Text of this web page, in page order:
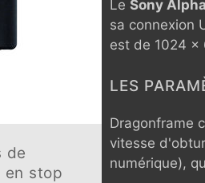
de
stop
Le Sony
sa connexion
est de 1024 x
LES
Dragonframe
vitesse
numérique),